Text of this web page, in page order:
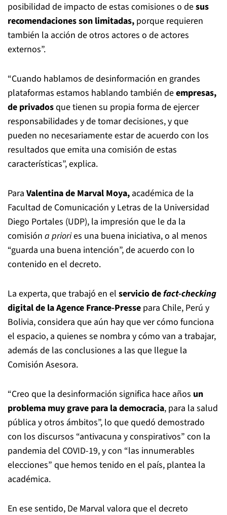
posibilidad de impacto de estas comisiones o desus
recomendaciones son limitadas, porque requieren
también la acción de otros actores o de actores
externos”.
“Cuando hablamos de desinformación en grandes
plataformas estamos hablando también deempresas,
de privadosque tienen su propia forma de ejercer
responsabilidades y de tomar decisiones, y que
pueden no necesariamente estar de acuerdo con los
resultados que emita una comisión de estas
características”, explica.
Para Valentina de Marval Moya, académica de la
Facultad de Comunicación y Letras de la Universidad
Diego Portales (UDP), la impresión que le da la
comisión a priories una buena iniciativa, o al menos
“guarda una buena intención”, de acuerdo con lo
contenido en el decreto.
La experta, que trabajó en el servicio defact-checking
digital de la Agence France-Presse para Chile, Perú y
Bolivia, considera que aún hay que ver cómo funciona
el espacio, a quienes se nombra y cómo van a trabajar,
además de las conclusiones a las que llegue la
Comisión Asesora.
“Creo que la desinformación significa hace años un
problema muy grave para la democracia, para la salud
pública y otros ámbitos”, lo que quedó demostrado
con los discursos “antivacuna y conspirativos” con la
pandemia del COVID-19, y con “las innumerables
elecciones” que hemos tenido en el país, plantea la
académica.
En ese sentido, De Marval valora que el decreto